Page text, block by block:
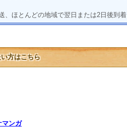
、ほとんどの地域で翌日または2日後到着
方はこちら
マンガ